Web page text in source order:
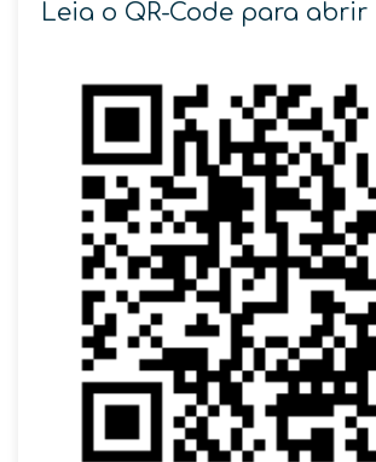
Leia o QR-Code para